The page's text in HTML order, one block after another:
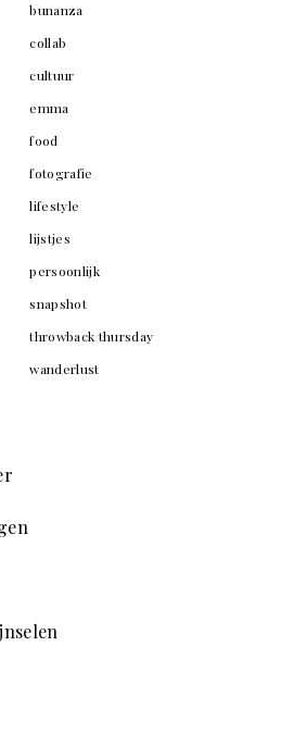
bunanza
collab
cultuur
emma
food
fotografie
lifestyle
lijstjes
persoonlijk
snapshot
throwback thursday
wanderlust